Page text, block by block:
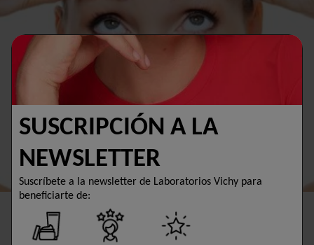
SUSCRIPCIÓN A LA
NEWSLETTER
Suscríbete a la newsletter de Laboratorios Vichy para
beneficiarte de: